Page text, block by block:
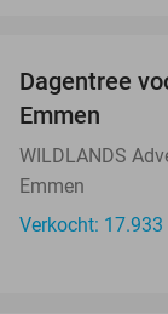
Dagentree
Emmen
WILDLANDS
Emmen
Verkocht: 17.933